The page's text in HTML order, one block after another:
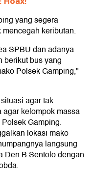
yang segera
keributan.
SPBU dan adanya
berikut bus yang
Polsek Gamping,"
agar tak
kelompok massa
Gamping.
lokasi mako
langsung
Den B Sentolo dengan